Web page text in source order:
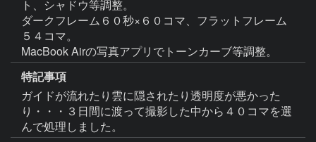
ト、シャドウ等調整。
ダークフレーム６０秒×６０コマ、フラットフレーム
５４コマ。
特記事項
ガイドが流れたり雲に隠されたり透明度が悪かった
り・・・３日間に渡って撮影した中から４０コマを選
んで処理しました。